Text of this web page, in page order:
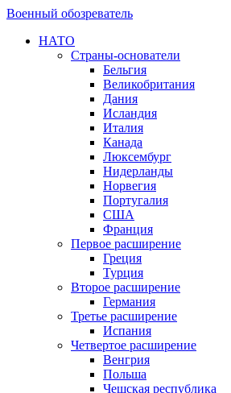
Военный обозреватель
НАТО
Страны-основатели
Бельгия
Великобритания
Дания
Исландия
Италия
Канада
Люксембург
Нидерланды
Норвегия
Португалия
США
Франция
Первое расширение
Греция
Турция
Второе расширение
Германия
Третье расширение
Испания
Четвертое расширение
Венгрия
Польша
Чешская республика